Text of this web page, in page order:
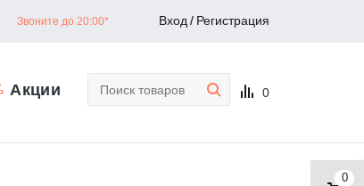
Звоните до 20:00* Вход / Регистрация
Акции 0
0